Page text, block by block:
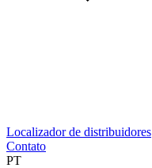
Localizador de distribuidores
Contato
PT